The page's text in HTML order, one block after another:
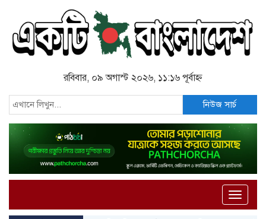
রবিবার, ০৯ অগাস্ট ২০২৬, ১১:১৬ পূর্বাহ্ন
নিউজ সার্চ
Toggle